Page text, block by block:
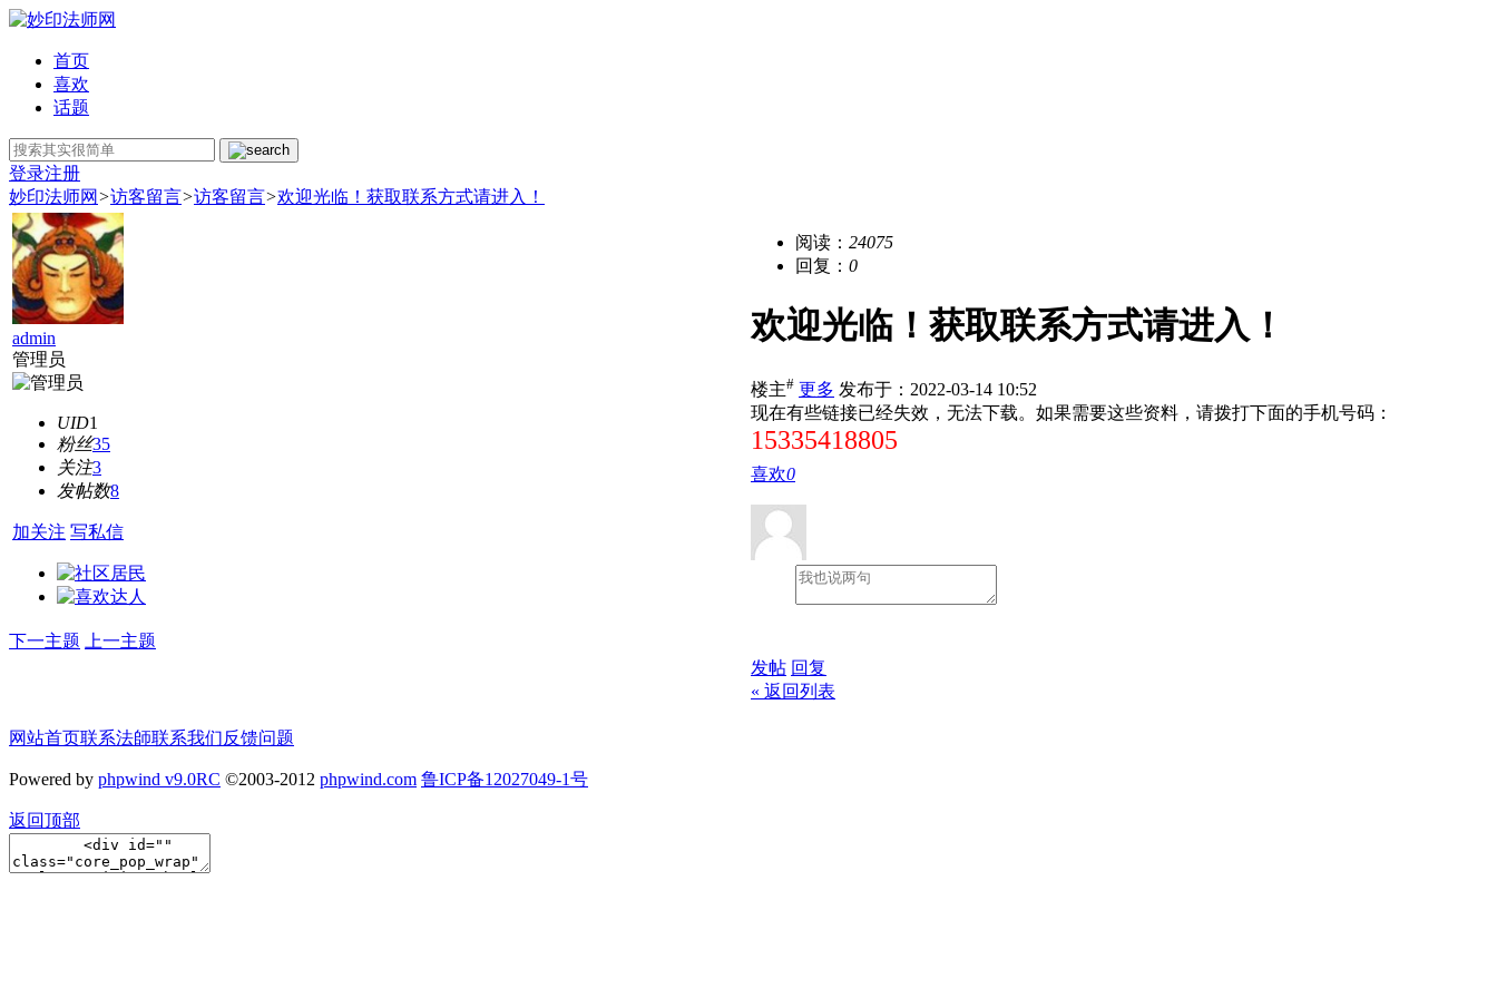
首页
喜欢
话题
登录注册
妙印法师网 >访客留言>访客留言>欢迎光临！获取联系方式请进入！
admin
管理员
UID1
粉丝35
关注3
发帖数8
加关注 写私信
阅读： 24075
回复： 0
欢迎光临！获取联系方式请进入！
楼主# 更多 发布于：2022-03-14 10:52
现在有些链接已经失效，无法下载。如果需要这些资料，请拨打下面的手机号码：
15335418805
喜欢0
下一主题
上一主题
发帖 回复
« 返回列表
网站首页联系法師联系我们反馈问题
Powered by phpwind v9.0RC ©2003-2012 phpwind.com 鲁ICP备12027049-1号
返回顶部